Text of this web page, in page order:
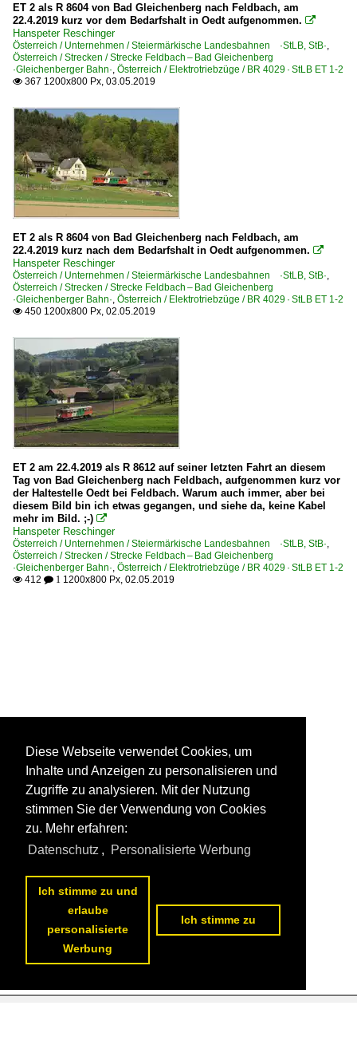
ET 2 als R 8604 von Bad Gleichenberg nach Feldbach, am
22.4.2019 kurz vor dem Bedarfshalt in Oedt aufgenommen. 
Hanspeter Reschinger
Österreich / Unternehmen / Steiermärkische Landesbahnen ·StLB, StB·,
Österreich / Strecken / Strecke Feldbach – Bad Gleichenberg
·Gleichenberger Bahn·, Österreich / Elektrotriebzüge / BR 4029 · StLB ET 1-2
 367 1200x800 Px, 03.05.2019
ET 2 als R 8604 von Bad Gleichenberg nach Feldbach, am
22.4.2019 kurz nach dem Bedarfshalt in Oedt aufgenommen. 
Hanspeter Reschinger
Österreich / Unternehmen / Steiermärkische Landesbahnen ·StLB, StB·,
Österreich / Strecken / Strecke Feldbach – Bad Gleichenberg
·Gleichenberger Bahn·, Österreich / Elektrotriebzüge / BR 4029 · StLB ET 1-2
 450 1200x800 Px, 02.05.2019
ET 2 am 22.4.2019 als R 8612 auf seiner letzten Fahrt an diesem
Tag von Bad Gleichenberg nach Feldbach, aufgenommen kurz vor
der Haltestelle Oedt bei Feldbach. Warum auch immer, aber bei
diesem Bild bin ich etwas gegangen, und siehe da, keine Kabel
mehr im Bild. ;-) 
Hanspeter Reschinger
Österreich / Unternehmen / Steiermärkische Landesbahnen ·StLB, StB·,
Österreich / Strecken / Strecke Feldbach – Bad Gleichenberg
·Gleichenberger Bahn·, Österreich / Elektrotriebzüge / BR 4029 · StLB ET 1-2
 412  1 1200x800 Px, 02.05.2019
Diese Webseite verwendet Cookies, um
Inhalte und Anzeigen zu personalisieren und
Zugriffe zu analysieren. Mit der Nutzung
stimmen Sie der Verwendung von Cookies
zu. Mehr erfahren:
Datenschutz , Personalisierte Werbung
Ich stimme zu und
erlaube
personalisierte
Werbung
Ich stimme zu